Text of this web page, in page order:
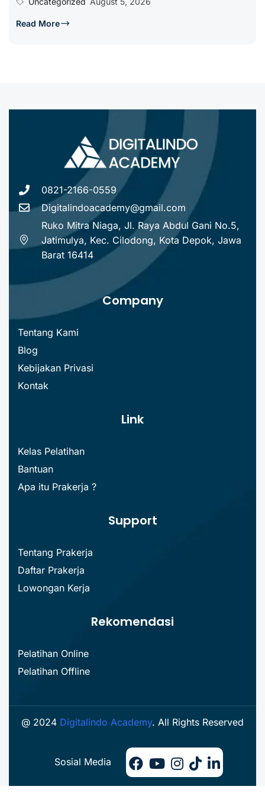
Read More
0821-2166-0559
Digitalindoacademy@gmail.com
Ruko Mitra Niaga, Jl. Raya Abdul Gani No.5,
Jatimulya, Kec. Cilodong, Kota Depok, Jawa
Barat 16414
Company
Tentang Kami
Blog
Kebijakan Privasi
Kontak
Link
Kelas Pelatihan
Bantuan
Apa itu Prakerja ?
Support
Tentang Prakerja
Daftar Prakerja
Lowongan Kerja
Rekomendasi
Pelatihan Online
Pelatihan Offline
@ 2024 Digitalindo Academy. All Rights Reserved
Sosial Media